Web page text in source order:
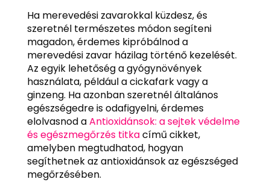
Ha merevedési zavarokkal küzdesz, és
szeretnél természetes módon segíteni
magadon, érdemes kipróbálnod a
merevedési zavar házilag történő kezelését.
Az egyik lehetőség a gyógynövények
használata, például a cickafark vagy a
ginzeng. Ha azonban szeretnél általános
egészségedre is odafigyelni, érdemes
elolvasnod aAntioxidánsok: a sejtek védelme
és egészmegőrzés titkacímű cikket,
amelyben megtudhatod, hogyan
segíthetnek az antioxidánsok az egészséged
megőrzésében.